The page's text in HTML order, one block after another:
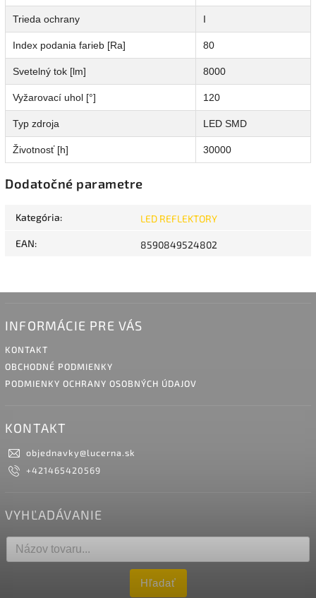
Trieda ochrany I
Index podania farieb [Ra] 80
Svetelný tok [lm] 8000
Vyžarovací uhol [°] 120
Typ zdroja LED SMD
Životnosť [h] 30000
Dodatočné parametre
Kategória: LED REFLEKTORY
EAN: 8590849524802
INFORMÁCIE PRE VÁS
KONTAKT
OBCHODNÉ PODMIENKY
PODMIENKY OCHRANY OSOBNÝCH ÚDAJOV
KONTAKT
objednavky@lucerna.sk
+421465420569
VYHĽADÁVANIE
Hľadať